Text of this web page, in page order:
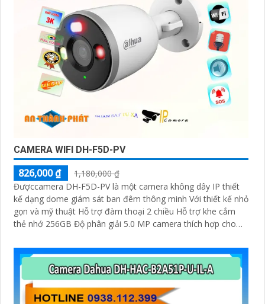
CAMERA WIFI DH-F5D-PV
826,000 ₫
1,180,000 ₫
Đượccamera DH-F5D-PV là một camera không dây IP thiết
kế dạng dome giám sát ban đêm thông minh Với thiết kế nhỏ
gọn và mỹ thuật Hỗ trợ đàm thoại 2 chiều Hỗ trợ khe cắm
thẻ nhớ 256GB Độ phân giải 5.0 MP camera thích hợp cho